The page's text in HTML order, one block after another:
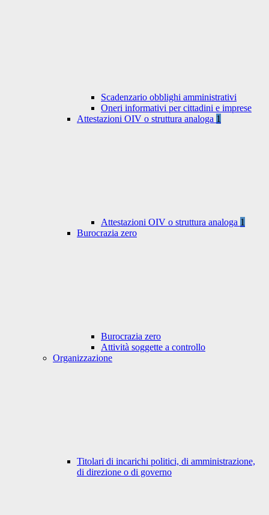
Scadenzario obblighi amministrativi
Oneri informativi per cittadini e imprese
Attestazioni OIV o struttura analoga 1
Attestazioni OIV o struttura analoga 1
Burocrazia zero
Burocrazia zero
Attività soggette a controllo
Organizzazione
Titolari di incarichi politici, di amministrazione,
di direzione o di governo